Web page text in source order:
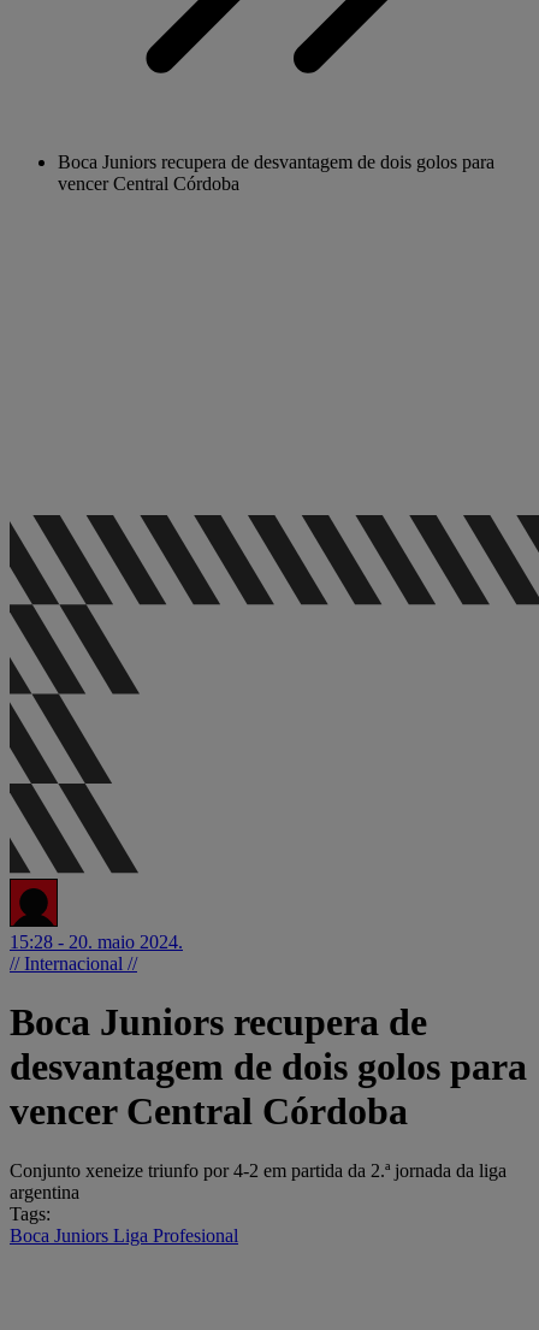
Boca Juniors recupera de desvantagem de dois golos para
vencer Central Córdoba
15:28 - 20. maio 2024.
// Internacional //
Boca Juniors recupera de
desvantagem de dois golos para
vencer Central Córdoba
Conjunto xeneize triunfo por 4-2 em partida da 2.ª jornada da liga
argentina
Tags:
Boca Juniors Liga Profesional